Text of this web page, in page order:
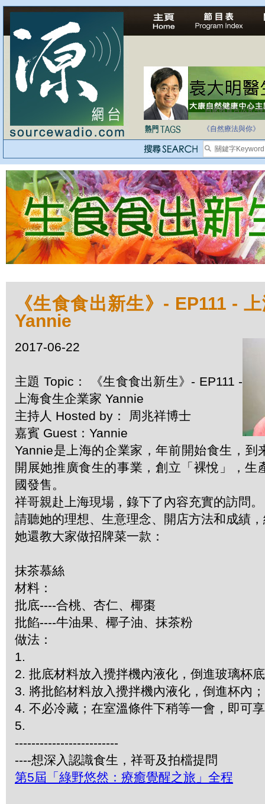
自家教育合法化-
《自然療法與你》
《生食食出新生》- EP111 -
Yannie
2017-06-22
主題 Topic： 《生食食出新生》- EP111 -
上海食生企業家 Yannie
主持人 Hosted by： 周兆祥博士
嘉賓 Guest：Yannie
Yannie是上海的企業家，年前開始食生，到
開展她推廣食生的事業，創立「裸悅」，生
國發售。
祥哥親赴上海現場，錄下了內容充實的訪問。
請聽她的理想、生意理念、開店方法和成績
她還教大家做招牌菜一款：
抹茶慕絲
材料：
批底----合桃、杏仁、椰棗
批餡----牛油果、椰子油、抹茶粉
做法：
1.
2. 批底材料放入攪拌機內液化，倒進玻璃杯
3. 將批餡材料放入攪拌機內液化，倒進杯內；
4. 不必冷藏；在室溫條件下稍等一會，即可
5.
-------------------------
----想深入認識食生，祥哥及拍檔提問
第5屆「綠野悠然：療癒覺醒之旅」全程